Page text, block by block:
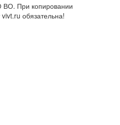
При копировании
обязательна!